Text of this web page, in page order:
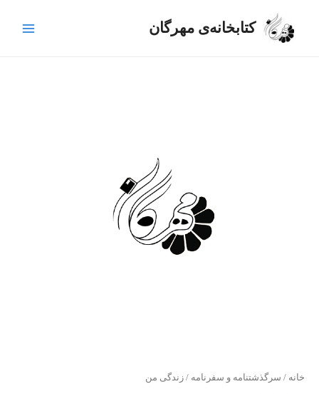
کتابخانه‌ی مهرگان
خانه / سرگذشتنامه و سفرنامه / زندگی من